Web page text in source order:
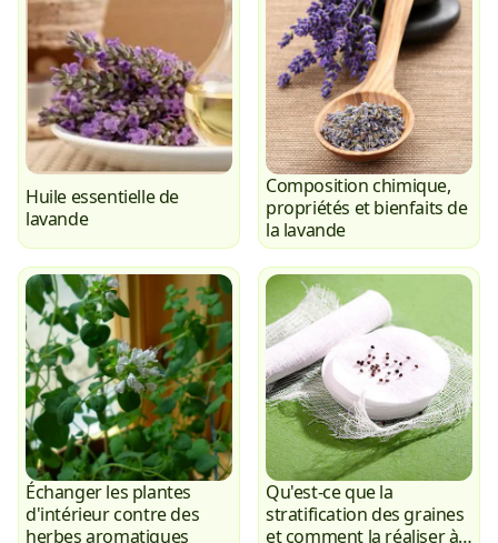
Huile essentielle de
lavande
Composition chimique,
propriétés et bienfaits de
la lavande
Échanger les plantes
d'intérieur contre des
herbes aromatiques
Qu'est-ce que la
stratification des graines
et comment la réaliser à